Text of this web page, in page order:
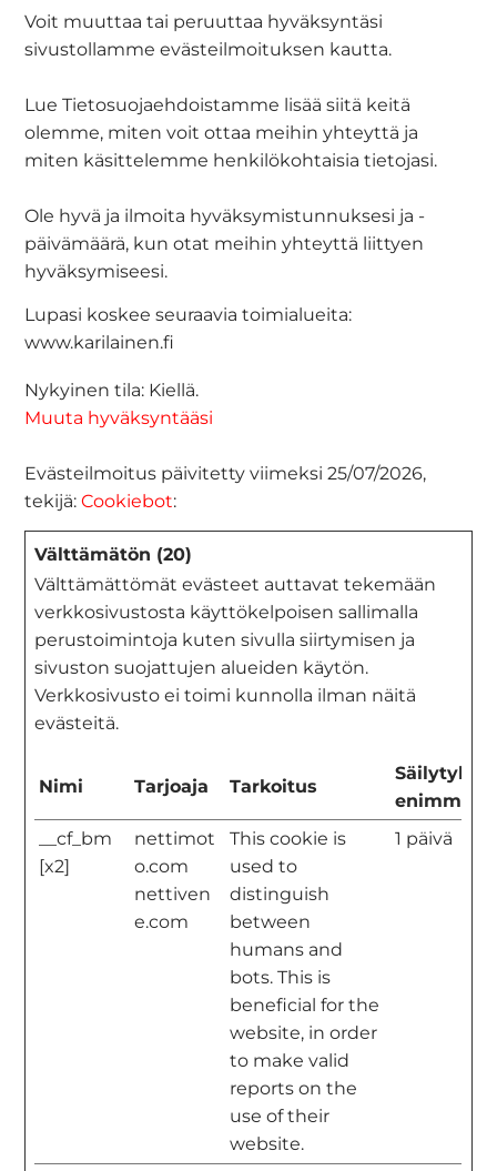
Voit muuttaa tai peruuttaa hyväksyntäsi
sivustollamme evästeilmoituksen kautta.
Lue Tietosuojaehdoistamme lisää siitä keitä
olemme, miten voit ottaa meihin yhteyttä ja
miten käsittelemme henkilökohtaisia tietojasi.
Ole hyvä ja ilmoita hyväksymistunnuksesi ja -
päivämäärä, kun otat meihin yhteyttä liittyen
hyväksymiseesi.
Lupasi koskee seuraavia toimialueita:
www.karilainen.fi
Nykyinen tila: Kiellä.
Muuta hyväksyntääsi
Evästeilmoitus päivitetty viimeksi 25/07/2026,
tekijä:Cookiebot:
Välttämätön (20)
Välttämättömät evästeet auttavat tekemään
verkkosivustosta käyttökelpoisen sallimalla
perustoimintoja kuten sivulla siirtymisen ja
sivuston suojattujen alueiden käytön.
Verkkosivusto ei toimi kunnolla ilman näitä
evästeitä.
Nimi Tarjoaja Tarkoitus
__cf_bm
[x2]
nettimot
o.com
nettiven
e.com
This cookie is
used to
distinguish
between
humans and
bots. This is
beneficial for the
website, in order
to make valid
reports on the
use of their
website.
1 päivä